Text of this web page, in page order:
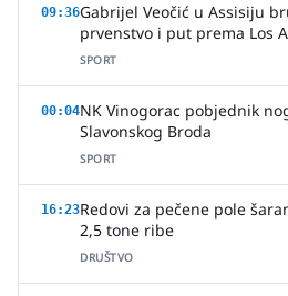
09:36Gabrijel Veočić u Assisiju
prvenstvo i put prema Los
SPORT
00:04NK Vinogorac pobjednik
Slavonskog Broda
SPORT
16:23Redovi za pečene pole
2,5 tone ribe
DRUŠTVO